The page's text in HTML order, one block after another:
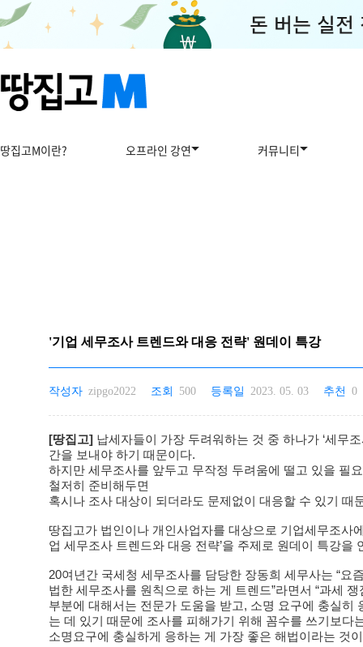
땅집고M이란? 오프라인 강연 커뮤니티
'기업 세무조사 트렌드와 대응 전략' 원데이 특강
작성자 zipgo2022 조회 500 등록일 2023. 05. 03 추천 0
[땅집고] 납세자들이 가장 두려워하는 것 중 하나가 ‘세무
간을 보내야 하기 때문이다.
하지만 세무조사를 앞두고 무작정 두려움에 떨고 있을 필
철저히 준비해두면
혹시나 조사 대상이 되더라도 문제없이 대응할 수 있기 때
땅집고가 법인이나 개인사업자를 대상으로 기업세무조사
업 세무조사 트렌드와 대응 전략’을 주제로 원데이 특강을
20여년간 국세청 세무조사를 담당한 장동희 세무사는 “요
법한 세무조사를 원칙으로 하는 게 트렌드”라면서 “과세
부분에 대해서는 전문가 도움을 받고, 소명 요구에 충실히
는 데 있기 때문에 조사를 피해가기 위해 꼼수를 쓰기보다
소명요구에 충실하게 응하는 게 가장 좋은 해법이라는 것